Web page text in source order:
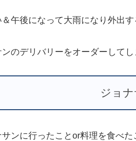
午後になって大雨になり外出
のデリバリーをオーダーして
ジョ
ンに行ったことor料理を食べた